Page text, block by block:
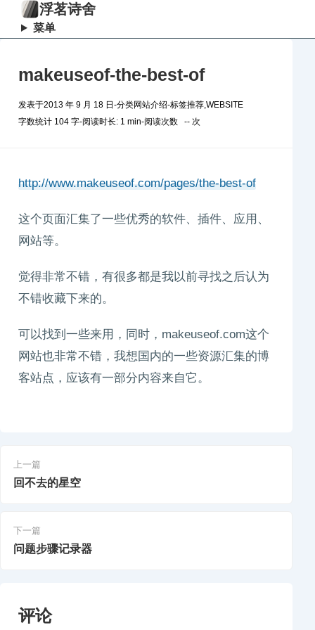
浮茗诗舍
菜单
makeuseof-the-best-of
发表于2013 年 9 月 18 日 -分类网站介绍-标签推荐,WEBSITE
字数统计 104 字-阅读时长: 1 min-阅读次数 -- 次
http://www.makeuseof.com/pages/the-best-of
这个页面汇集了一些优秀的软件、插件、应用、
网站等。
觉得非常不错，有很多都是我以前寻找之后认为
不错收藏下来的。
可以找到一些来用，同时，makeuseof.com这个
网站也非常不错，我想国内的一些资源汇集的博
客站点，应该有一部分内容来自它。
上一篇
回不去的星空
下一篇
问题步骤记录器
评论